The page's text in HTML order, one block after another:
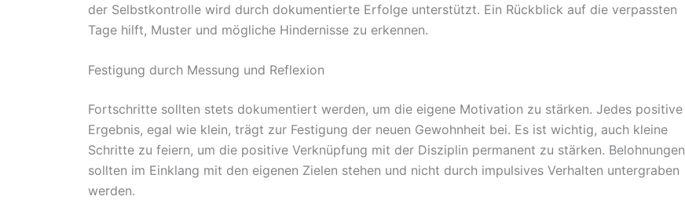
der Selbstkontrolle wird durch dokumentierte Erfolge unterstützt. Ein Rückblick auf die verpassten
Tage hilft, Muster und mögliche Hindernisse zu erkennen.
Festigung durch Messung und Reflexion
Fortschritte sollten stets dokumentiert werden, um die eigene Motivation zu stärken. Jedes positive
Ergebnis, egal wie klein, trägt zur Festigung der neuen Gewohnheit bei. Es ist wichtig, auch kleine
Schritte zu feiern, um die positive Verknüpfung mit der Disziplin permanent zu stärken. Belohnungen
sollten im Einklang mit den eigenen Zielen stehen und nicht durch impulsives Verhalten untergraben
werden.